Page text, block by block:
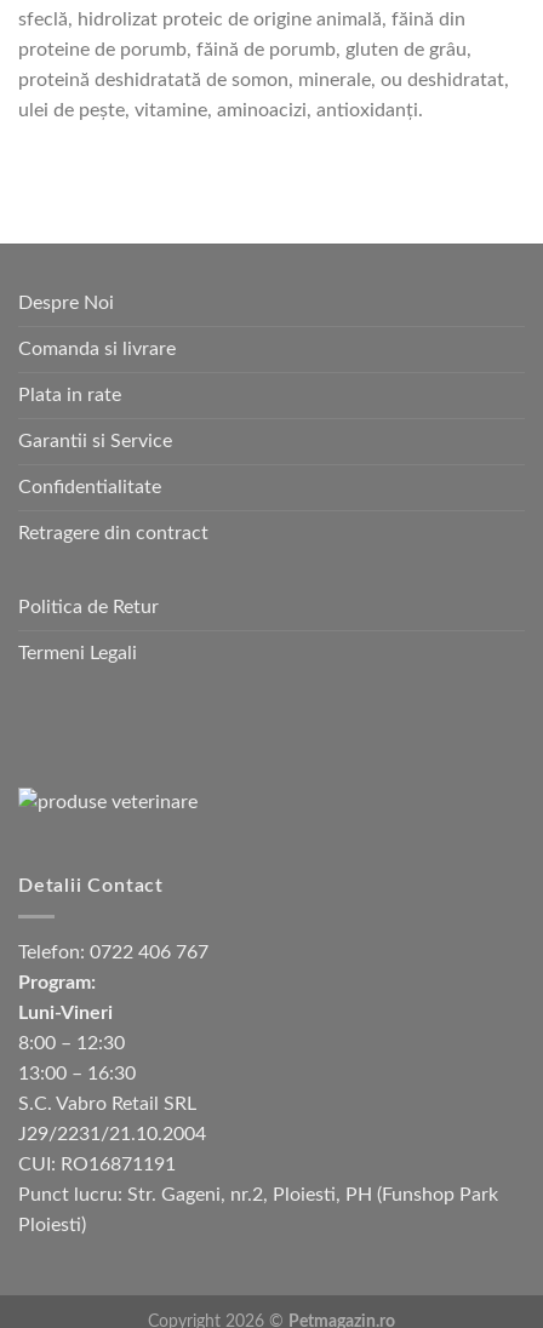
sfeclă, hidrolizat proteic de origine animală, făină din
proteine de porumb, făină de porumb, gluten de grâu,
proteină deshidratată de somon, minerale, ou deshidratat,
ulei de pește, vitamine, aminoacizi, antioxidanți.
Despre Noi
Comanda si livrare
Plata in rate
Garantii si Service
Confidentialitate
Retragere din contract
Politica de Retur
Termeni Legali
Detalii Contact
Telefon: 0722 406 767
Program:
Luni-Vineri
8:00 – 12:30
13:00 – 16:30
S.C. Vabro Retail SRL
J29/2231/21.10.2004
CUI: RO16871191
Punct lucru: Str. Gageni, nr.2, Ploiesti, PH (Funshop Park
Ploiesti)
Copyright 2026 © Petmagazin.ro